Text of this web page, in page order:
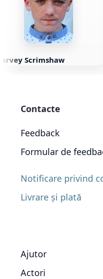
Scrimshaw
Contacte
Feedback
Formular de
Notificare privind
Livrare și plată
Ajutor
Actori